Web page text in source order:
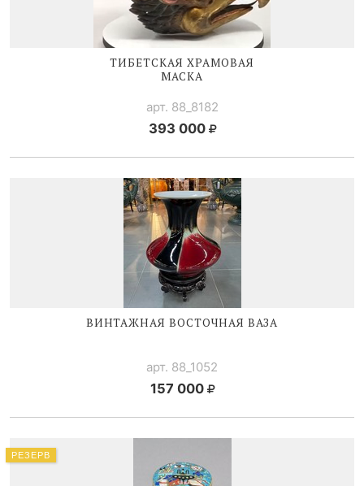
ТИБЕТСКАЯ ХРАМОВАЯ
МАСКА
арт. 88_8182
393 000
ВИНТАЖНАЯ ВОСТОЧНАЯ ВАЗА
арт. 88_1052
157 000
РЕЗЕРВ